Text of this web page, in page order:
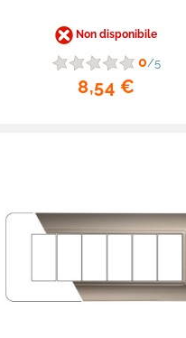
Non disponibile
0/5
8,54 €